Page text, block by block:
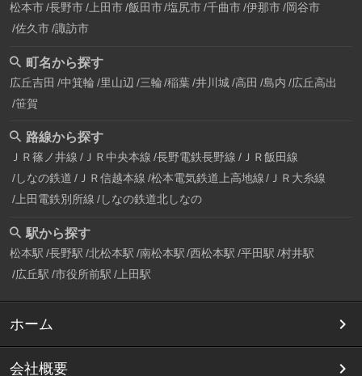
松本市 長野市 上田市 飯田市 塩尻市 千曲市 伊那市 岡谷市
佐久市 諏訪市
町名から探す
広丘吉田 中箕輪 里山辺 三輪 稲葉 井川城 高田 島内 広丘高出
笹賀
路線から探す
ＪＲ篠ノ井線 ＪＲ中央本線 長野電鉄長野線 ＪＲ飯田線
しなの鉄道 ＪＲ信越本線 松本電気鉄道上高地線
ＪＲ大糸線
上田電鉄別所線 しなの鉄道北しなの
駅から探す
松本駅 長野駅 北松本駅 南松本駅 西松本駅 平田駅 村井駅
広丘駅 市役所前駅 上田駅
ホーム
会社概要